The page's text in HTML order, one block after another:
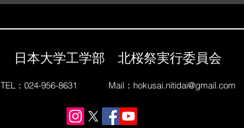
日本大学工学部 北桜祭実行委員会
TEL：024-956-8631 Mail： hokusai.nitidai@gmail.com